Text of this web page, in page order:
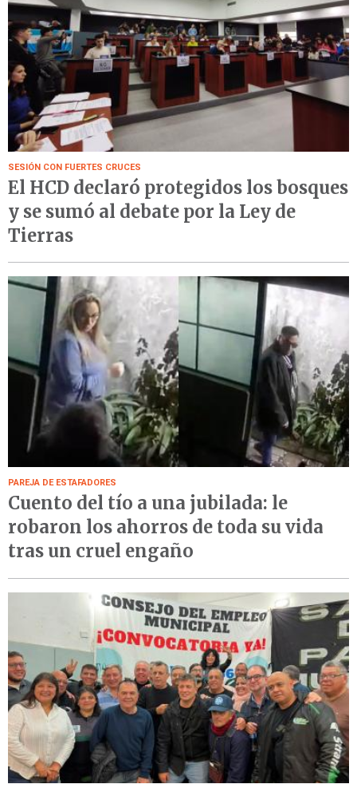
SESIÓN CON FUERTES CRUCES
El HCD declaró protegidos los bosques
y se sumó al debate por la Ley de
Tierras
PAREJA DE ESTAFADORES
Cuento del tío a una jubilada: le
robaron los ahorros de toda su vida
tras un cruel engaño